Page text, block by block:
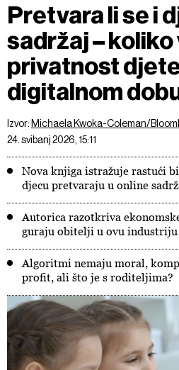
Pretvara li se i
sadržaj –
privatnost
digitalnom
Izvor: Michaela Kwoka-Coleman/
24. svibanj 2026, 15:11
Nova knjiga istražuje rastući
djecu pretvaraju u online
Autorica razotkriva
guraju obitelji u ovu industriju
Algoritmi nemaju moral,
profit, ali što je s roditeljima?